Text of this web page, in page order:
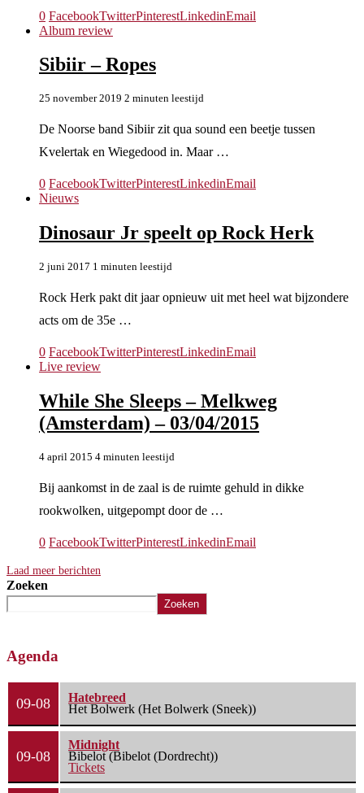
0 FacebookTwitterPinterestLinkedinEmail
Album review
Sibiir – Ropes
25 november 2019 2 minuten leestijd
De Noorse band Sibiir zit qua sound een beetje tussen
Kvelertak en Wiegedood in. Maar …
0 FacebookTwitterPinterestLinkedinEmail
Nieuws
Dinosaur Jr speelt op Rock Herk
2 juni 2017 1 minuten leestijd
Rock Herk pakt dit jaar opnieuw uit met heel wat bijzondere
acts om de 35e …
0 FacebookTwitterPinterestLinkedinEmail
Live review
While She Sleeps – Melkweg
(Amsterdam) – 03/04/2015
4 april 2015 4 minuten leestijd
Bij aankomst in de zaal is de ruimte gehuld in dikke
rookwolken, uitgepompt door de …
0 FacebookTwitterPinterestLinkedinEmail
Laad meer berichten
Zoeken
Zoeken
Agenda
09-08
Hatebreed
Het Bolwerk (Het Bolwerk (Sneek))
09-08
Midnight
Bibelot (Bibelot (Dordrecht))
Tickets